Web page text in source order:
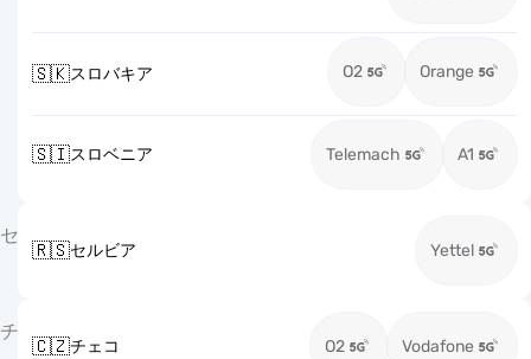
🇸🇰スロバキア O2 Orange
🇸🇮スロベニア Telemach A1
セ
🇷🇸セルビア Yettel
チ
🇨🇿チェコ O2 Vodafone